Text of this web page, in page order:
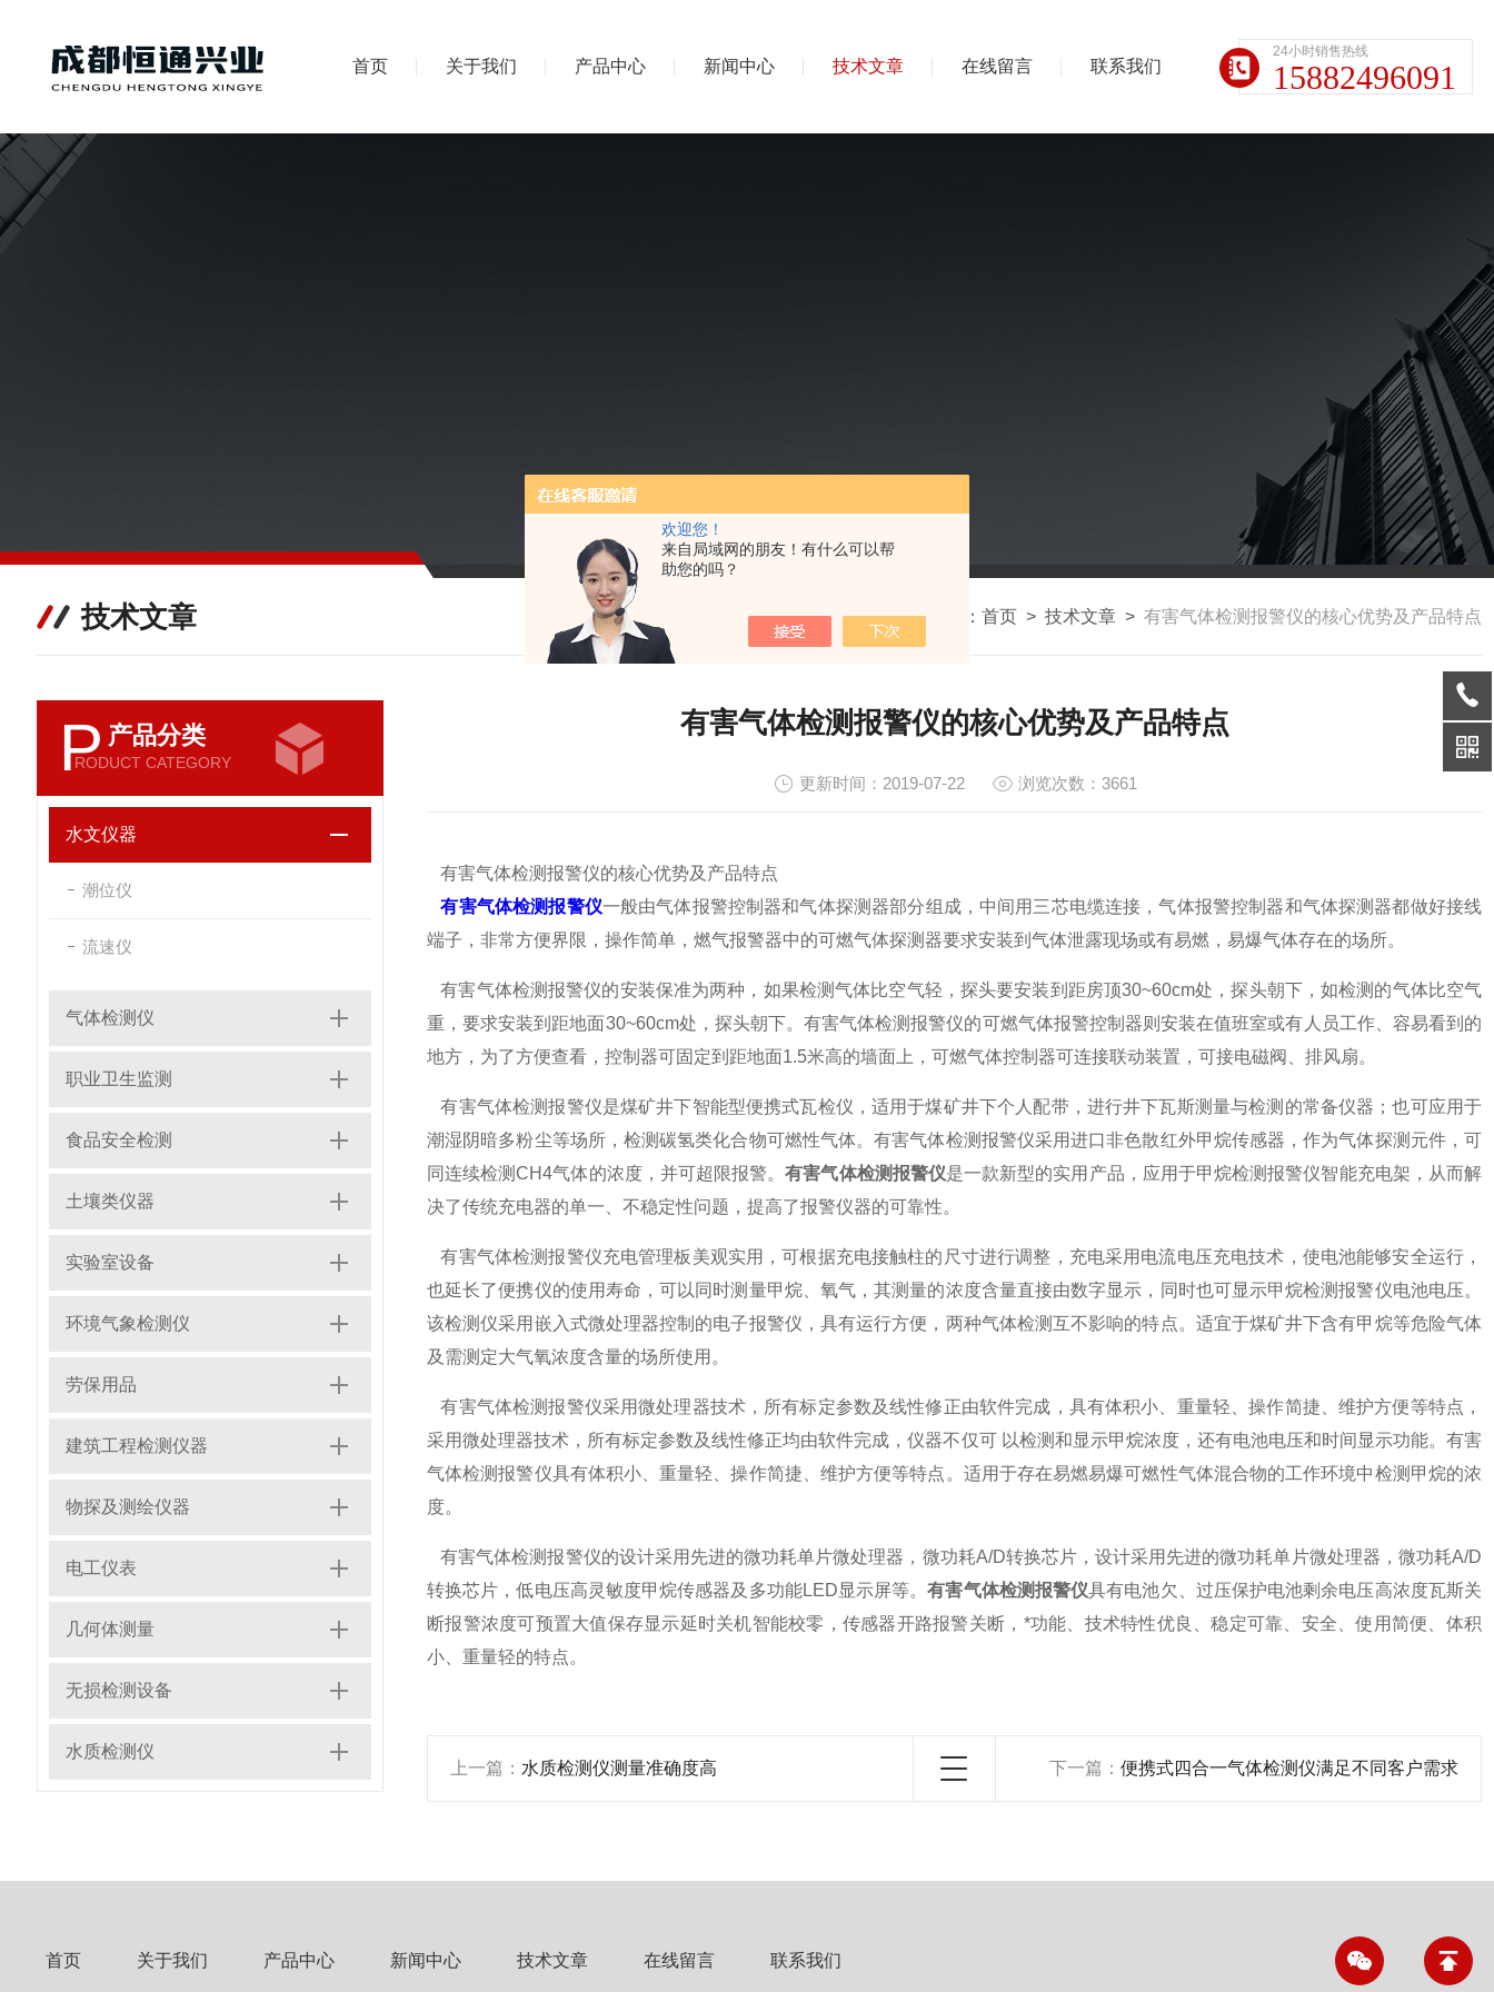
欢迎您！
来自局域网的朋友！有什么可以帮
助您的吗？
首页 关于我们 产品中心 新闻中心 技术文章 在线留言 联系我们
24小时销售热线
15882496091
技术文章 我的位置： 首页 > 技术文章 > 有害气体检测报警仪的核心优势及产品特点
P 产品分类
RODUCT CATEGORY
水文仪器
潮位仪
流速仪
气体检测仪
职业卫生监测
食品安全检测
土壤类仪器
实验室设备
环境气象检测仪
劳保用品
建筑工程检测仪器
物探及测绘仪器
电工仪表
几何体测量
无损检测设备
水质检测仪
有害气体检测报警仪的核心优势及产品特点
更新时间：2019-07-22 浏览次数：3661
有害气体检测报警仪的核心优势及产品特点
有害气体检测报警仪一般由气体报警控制器和气体探测器部分组成，中间用三芯电缆连接，气体报警控制器和气体探测器都做好接线
端子，非常方便界限，操作简单，燃气报警器中的可燃气体探测器要求安装到气体泄露现场或有易燃，易爆气体存在的场所。
有害气体检测报警仪的安装保准为两种，如果检测气体比空气轻，探头要安装到距房顶30~60cm处，探头朝下，如检测的气体比空气
重，要求安装到距地面30~60cm处，探头朝下。有害气体检测报警仪的可燃气体报警控制器则安装在值班室或有人员工作、容易看到的
地方，为了方便查看，控制器可固定到距地面1.5米高的墙面上，可燃气体控制器可连接联动装置，可接电磁阀、排风扇。
有害气体检测报警仪是煤矿井下智能型便携式瓦检仪，适用于煤矿井下个人配带，进行井下瓦斯测量与检测的常备仪器；也可应用于
潮湿阴暗多粉尘等场所，检测碳氢类化合物可燃性气体。有害气体检测报警仪采用进口非色散红外甲烷传感器，作为气体探测元件，可
同连续检测CH4气体的浓度，并可超限报警。有害气体检测报警仪是一款新型的实用产品，应用于甲烷检测报警仪智能充电架，从而解
决了传统充电器的单一、不稳定性问题，提高了报警仪器的可靠性。
有害气体检测报警仪充电管理板美观实用，可根据充电接触柱的尺寸进行调整，充电采用电流电压充电技术，使电池能够安全运行，
也延长了便携仪的使用寿命，可以同时测量甲烷、氧气，其测量的浓度含量直接由数字显示，同时也可显示甲烷检测报警仪电池电压。
该检测仪采用嵌入式微处理器控制的电子报警仪，具有运行方便，两种气体检测互不影响的特点。适宜于煤矿井下含有甲烷等危险气体
及需测定大气氧浓度含量的场所使用。
有害气体检测报警仪采用微处理器技术，所有标定参数及线性修正由软件完成，具有体积小、重量轻、操作简捷、维护方便等特点，
采用微处理器技术，所有标定参数及线性修正均由软件完成，仪器不仅可 以检测和显示甲烷浓度，还有电池电压和时间显示功能。有害
气体检测报警仪具有体积小、重量轻、操作简捷、维护方便等特点。适用于存在易燃易爆可燃性气体混合物的工作环境中检测甲烷的浓
度。
有害气体检测报警仪的设计采用先进的微功耗单片微处理器，微功耗A/D转换芯片，设计采用先进的微功耗单片微处理器，微功耗A/D
转换芯片，低电压高灵敏度甲烷传感器及多功能LED显示屏等。有害气体检测报警仪具有电池欠、过压保护电池剩余电压高浓度瓦斯关
断报警浓度可预置大值保存显示延时关机智能校零，传感器开路报警关断，*功能、技术特性优良、稳定可靠、安全、使用简便、体积
小、重量轻的特点。
上一篇： 水质检测仪测量准确度高 下一篇： 便携式四合一气体检测仪满足不同客户需求
首页 关于我们 产品中心 新闻中心 技术文章 在线留言 联系我们